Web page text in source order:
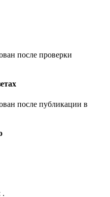
после проверки
после публикации в
.